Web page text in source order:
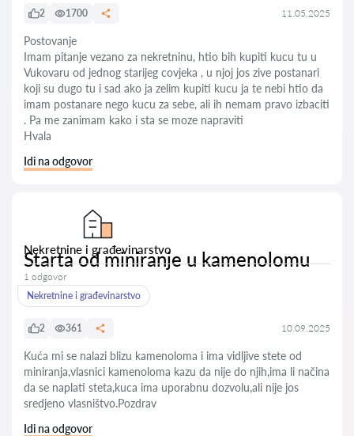
2 1700 11.05.2025
Postovanje
Imam pitanje vezano za nekretninu, htio bih kupiti kucu tu u
Vukovaru od jednog starijeg covjeka , u njoj jos zive postanari
koji su dugo tu i sad ako ja zelim kupiti kucu ja te nebi htio da
imam postanare nego kucu za sebe, ali ih nemam pravo izbaciti
. Pa me zanimam kako i sta se moze napraviti
Hvala
Idi na odgovor
Nekretnine i građevinarstvo
Starta od miniranje u kamenolomu
1 odgovor
Nekretnine i građevinarstvo
2 361 10.09.2025
Kuća mi se nalazi blizu kamenoloma i ima vidljive stete od
miniranja,vlasnici kamenoloma kazu da nije do njih,ima li načina
da se naplati steta,kuca ima uporabnu dozvolu,ali nije jos
sredjeno vlasništvo.Pozdrav
Idi na odgovor